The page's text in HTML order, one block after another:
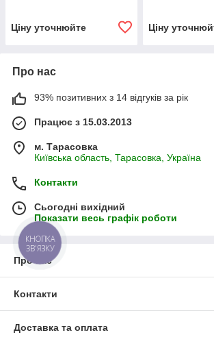
Ціну уточнюйте Ціну
Про нас
93% позитивних з 14 відгуків за рік
Працює з 15.03.2013
м. Тарасовка
Київська область, Тарасовка, Україна
Контакти
Сьогодні вихідний
Показати весь графік роботи
Про нас
Контакти
Доставка та оплата
КНОПКА
ЗВ'ЯЗКУ